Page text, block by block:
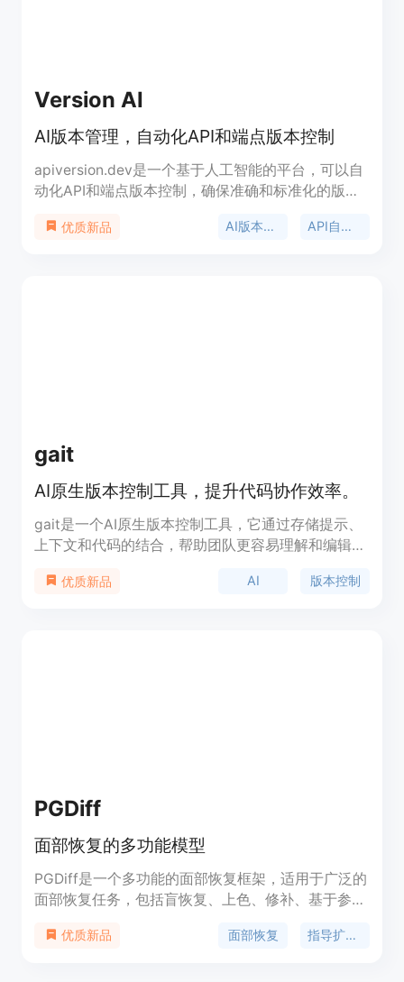
Version AI
AI版本管理，自动化API和端点版本控制
apiversion.dev是一个基于人工智能的平台，可以自
动化API和端点版本控制，确保准确和标准化的版本
历版本控制、增量版本控制等功能。同时，它还支持
优质新品 AI版本管理 API自动化
gait
AI原生版本控制工具，提升代码协作效率。
gait是一个AI原生版本控制工具，它通过存储提示、
上下文和代码的结合，帮助团队更容易理解和编辑AI
版本控制与团队共享开发上下文。它支持GitHub
优质新品 AI 版本控制
PGDiff
面部恢复的多功能模型
PGDiff是一个多功能的面部恢复框架，适用于广泛的
面部恢复任务，包括盲恢复、上色、修补、基于参考
部分指导来实现面部恢复。PGDiff的优势在于它的多
优质新品 面部恢复 指导扩散模型